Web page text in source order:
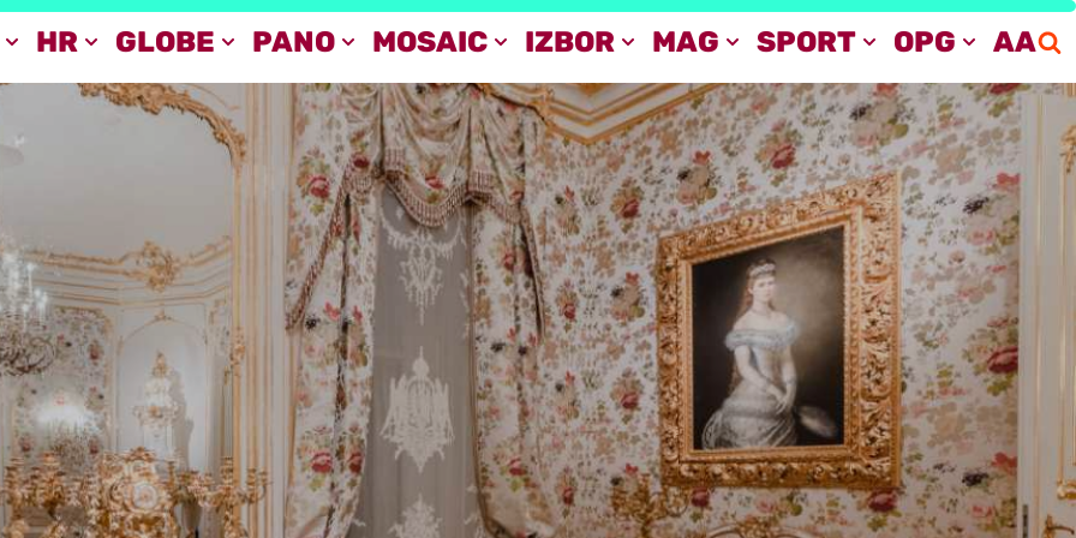
HR GLOBE PANO MOSAIC IZBOR MAG SPORT OPG AA